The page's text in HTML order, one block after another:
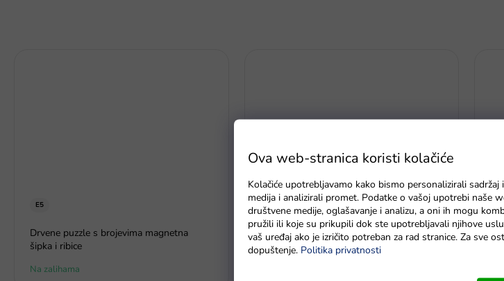
Ova web-stranica koristi kolačiće
Kolačiće upotrebljavamo kako bismo personalizirali
medija i analizirali promet. Podatke o vašoj upotrebi naše
društvene medije, oglašavanje i analizu, a oni ih mogu
pružili ili koje su prikupili dok ste upotrebljavali njihove
vaš uređaj ako je izričito potreban za rad stranice. Za sve
dopuštenje. Politika privatnosti
E5
Drvene puzzle s brojevima magnetna
šipka i ribice
Na zalihama
Brod s pijeskom sa životinjama
tuš